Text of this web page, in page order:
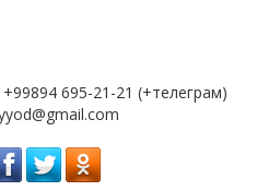
695-21-21 (+телеграм)